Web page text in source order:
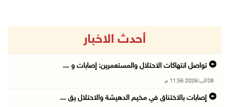
أحدث الاخبار
تواصل انتهاكات الاحتلال والمستعمرين: إصابات و ...
08/آب/2026 11:56 م
إصابات بالاختناق في مخيم الدهيشة والاحتلال يق ...